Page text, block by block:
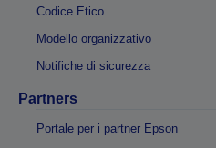
Codice Etico
Modello organizzativo
Notifiche di sicurezza
Partners
Portale per i partner Epson